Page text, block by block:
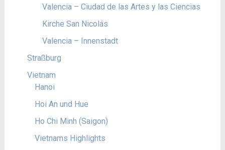
Valencia – Ciudad de las Artes y las Ciencias
Kirche San Nicolás
Valencia – Innenstadt
Straßburg
Vietnam
Hanoi
Hoi An und Hue
Ho Chi Minh (Saigon)
Vietnams Highlights